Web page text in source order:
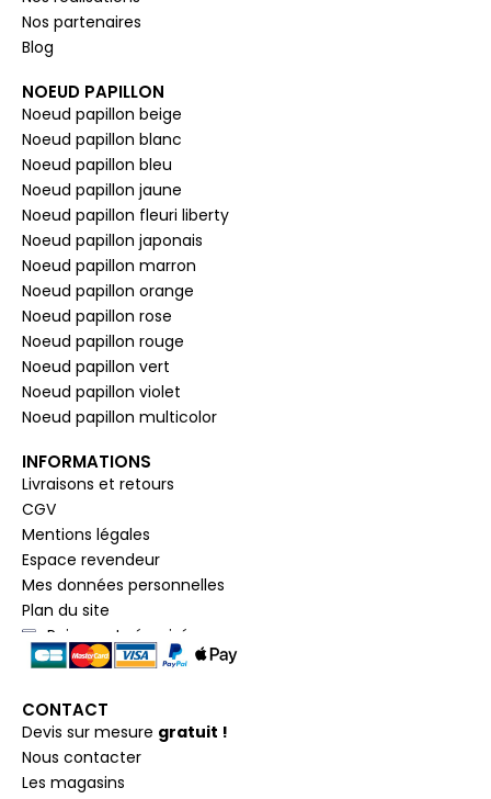
Nos partenaires
Blog
NOEUD PAPILLON
Noeud papillon beige
Noeud papillon blanc
Noeud papillon bleu
Noeud papillon jaune
Noeud papillon fleuri liberty
Noeud papillon japonais
Noeud papillon marron
Noeud papillon orange
Noeud papillon rose
Noeud papillon rouge
Noeud papillon vert
Noeud papillon violet
Noeud papillon multicolor
INFORMATIONS
Livraisons et retours
CGV
Mentions légales
Espace revendeur
Mes données personnelles
Plan du site
Paiement sécurisé
CONTACT
Devis sur mesure gratuit !
Nous contacter
Les magasins